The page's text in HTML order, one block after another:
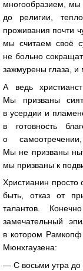
многообразием,
до религии,
проживания почти
мы считаем своё
не больно
зажмурены глаза, и
А ведь
Мы призваны
в усердии и
в готовность
о
Мы не призваны
мы призваны к
Христианин просто
быть, отказ от
талантов.
замечательный
в котором Рамкопф
Мюнхгаузена:
— С восьми утра до